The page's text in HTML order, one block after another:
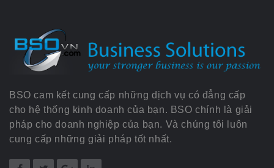
BSO cam kết cung cấp những dịch vụ có đẳng cấp
cho hệ thống kinh doanh của bạn. BSO chính là giải
pháp cho doanh nghiệp của bạn. Và chúng tôi luôn
cung cấp những giải pháp tốt nhất.